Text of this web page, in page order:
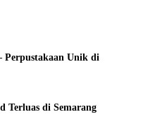
Unik di
Terluas di Semarang